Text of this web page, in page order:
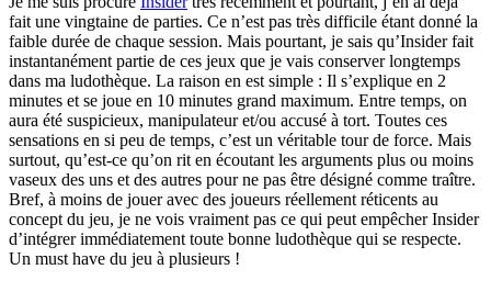
fait une vingtaine de parties. Ce n’est pas très difficile étant donné la
faible durée de chaque session. Mais pourtant, je sais qu’Insider fait
instantanément partie de ces jeux que je vais conserver longtemps
dans ma ludothèque. La raison en est simple : Il s’explique en 2
minutes et se joue en 10 minutes grand maximum. Entre temps, on
aura été suspicieux, manipulateur et/ou accusé à tort. Toutes ces
sensations en si peu de temps, c’est un véritable tour de force. Mais
surtout, qu’est-ce qu’on rit en écoutant les arguments plus ou moins
vaseux des uns et des autres pour ne pas être désigné comme traître.
Bref, à moins de jouer avec des joueurs réellement réticents au
concept du jeu, je ne vois vraiment pas ce qui peut empêcher Insider
d’intégrer immédiatement toute bonne ludothèque qui se respecte.
Un must have du jeu à plusieurs !